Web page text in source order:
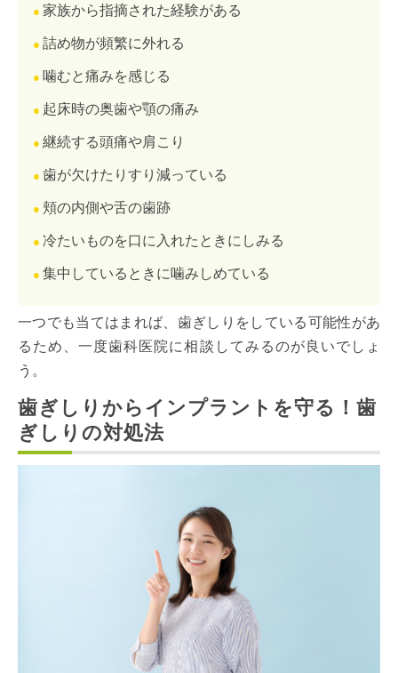
家族から指摘された経験がある
詰め物が頻繁に外れる
噛むと痛みを感じる
起床時の奥歯や顎の痛み
継続する頭痛や肩こり
歯が欠けたりすり減っている
頬の内側や舌の歯跡
冷たいものを口に入れたときにしみる
集中しているときに噛みしめている
一つでも当てはまれば、歯ぎしりをしている可能性があ
るため、一度歯科医院に相談してみるのが良いでしょ
う。
歯ぎしりからインプラントを守る！歯
ぎしりの対処法